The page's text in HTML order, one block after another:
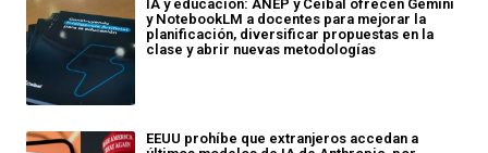
IA y educación: ANEP y Ceibal ofrecen Gemini
y NotebookLM a docentes para mejorar la
planificación, diversificar propuestas en la
clase y abrir nuevas metodologías
EEUU prohíbe que extranjeros accedan a